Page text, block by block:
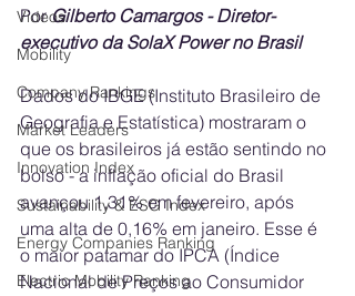
Videos
Mobility
Company Rankings
Market Leaders
Innovation Index
Sustainability & ESG Index
Energy Companies Ranking
Electric Mobility Ranking
Por Gilberto Camargos - Diretor-
executivo da SolaX Power no Brasil
Dados do IBGE (Instituto Brasileiro de
Geografia e Estatística) mostraram o
que os brasileiros já estão sentindo no
bolso - a inflação oficial do Brasil
avançou 1,31% em fevereiro, após
uma alta de 0,16% em janeiro. Esse é
o maior patamar do IPCA (Índice
Nacional de Preços ao Consumidor